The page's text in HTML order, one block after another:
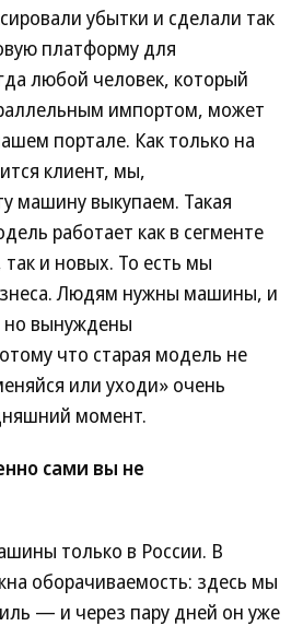
убытки и сделали так
платформу для
любой человек, который
импортом, может
портале. Как только на
клиент, мы,
машину выкупаем. Такая
работает как в сегменте
и новых. То есть мы
Людям нужны машины, и
но вынуждены
что старая модель не
или уходи» очень
момент.
сами вы не
только в России. В
оборачиваемость: здесь мы
— и через пару дней он уже